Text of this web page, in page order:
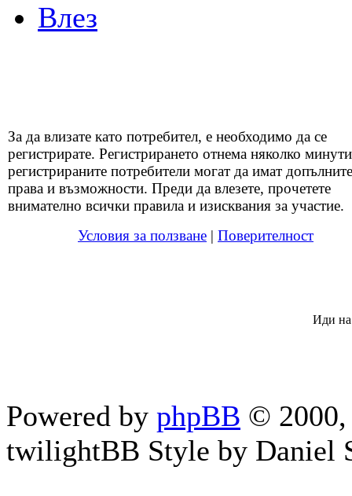
Влез
За да влизате като потребител, е необходимо да се
регистрирате. Регистрирането отнема няколко
регистрираните потребители могат да имат
права и възможности. Преди да влезете, прочетете
внимателно всички правила и изисквания за участие.
Условия за ползване | Поверителност
Иди
Powered by phpBB © 2000,
twilightBB Style by Daniel